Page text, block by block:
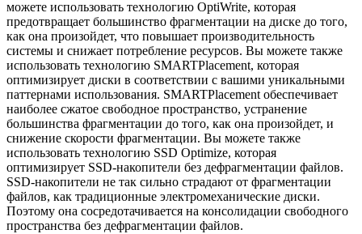
можете использовать технологию OptiWrite, которая
предотвращает большинство фрагментации на диске до того,
как она произойдет, что повышает производительность
системы и снижает потребление ресурсов. Вы можете также
использовать технологию SMARTPlacement, которая
оптимизирует диски в соответствии с вашими уникальными
паттернами использования. SMARTPlacement обеспечивает
наиболее сжатое свободное пространство, устранение
большинства фрагментации до того, как она произойдет, и
снижение скорости фрагментации. Вы можете также
использовать технологию SSD Optimize, которая
оптимизирует SSD-накопители без дефрагментации файлов.
SSD-накопители не так сильно страдают от фрагментации
файлов, как традиционные электромеханические диски.
Поэтому она сосредотачивается на консолидации свободного
пространства без дефрагментации файлов.